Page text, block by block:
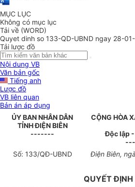
MỤC LỤC
Không có mục lục
Tải về (WORD)
Quyet dinh so 133-QD-UBND ngay 28-
Tải lược đồ
Nội dung VB
Văn bản gốc
Tiếng anh
Lược đồ
VB liên quan
Bản án áp dụng
ỦY BAN NHÂN DÂN
TỈNHĐIỆN BIÊN
-------
CỘNG HÒA
Độc lập
Số: 133/QĐ-UBND Điện Biên,
QUYẾT ĐỊNH